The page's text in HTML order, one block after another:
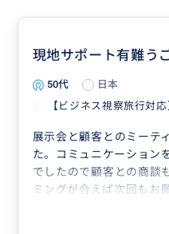
現地サポート有難う
50代
日本
【ビジネス視察旅行対
展示会と顧客とのミーテ
た。コミュニケーション
でしたので顧客との商談
ミングが合えば次回もお